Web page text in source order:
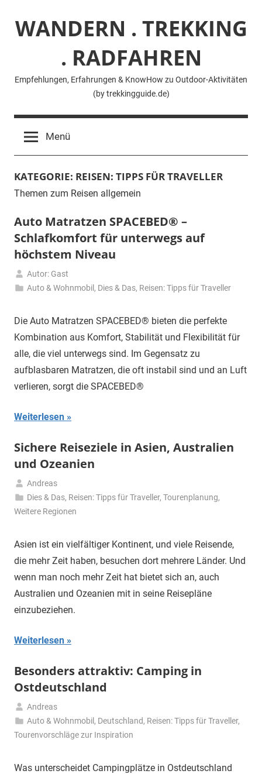
Inhalt
springenWANDERN . TREKKING
. RADFAHREN
Empfehlungen, Erfahrungen & KnowHow zu Outdoor-Aktivitäten
(by trekkingguide.de)
Menü
KATEGORIE: REISEN: TIPPS FÜR TRAVELLER
Themen zum Reisen allgemein
Auto Matratzen SPACEBED® –
Schlafkomfort für unterwegs auf
höchstem Niveau
29.
2025
Autor: Gast
Auto & Wohnmobil , Dies & Das, Reisen: Tipps für Traveller
Die Auto Matratzen SPACEBED® bieten die perfekte
Kombination aus Komfort, Stabilität und Flexibilität für
alle, die viel unterwegs sind. Im Gegensatz zu
aufblasbaren Matratzen, die oft instabil sind und an Luft
verlieren, sorgt die SPACEBED®
Weiterlesen
Sichere Reiseziele in Asien, Australien
und Ozeanien
3.
April
Andreas
Dies & Das, Reisen: Tipps für Traveller,Tourenplanung,
Weitere Regionen
Asien ist ein vielfältiger Kontinent, und viele Reisende,
die mehr Zeit haben, besuchen dort mehrere Länder. Und
wenn man noch mehr Zeit hat bietet sich an, auch
Australien und Ozeanien mit in seine Reisepläne
einzubeziehen.
Weiterlesen
Besonders attraktiv: Camping in
Ostdeutschland
11.
März
Andreas
Auto & Wohnmobil , Deutschland, Reisen: Tipps für Traveller,
Tourenvorschläge zur Inspiration
Was unterscheidet Campingplätze in Ostdeutschland